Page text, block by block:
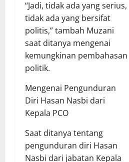
“Jadi, tidak ada yang serius,
tidak ada yang bersifat
politis,” tambah Muzani
saat ditanya mengenai
kemungkinan pembahasan
politik.
Mengenai Pengunduran
Diri Hasan Nasbi dari
Kepala PCO
Saat ditanya tentang
pengunduran diri Hasan
Nasbi dari jabatan Kepala